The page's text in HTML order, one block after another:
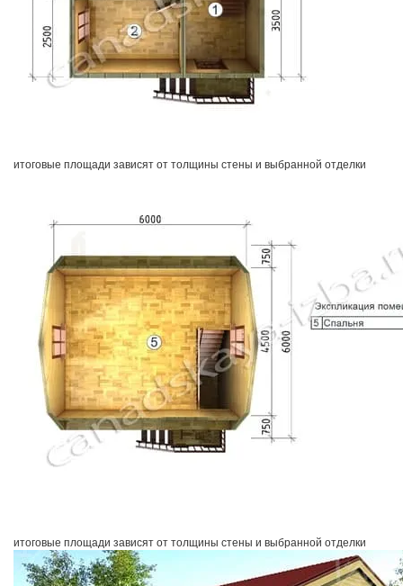
итоговые площади зависят от толщины стены и выбранной отделки
итоговые площади зависят от толщины стены и выбранной отделки